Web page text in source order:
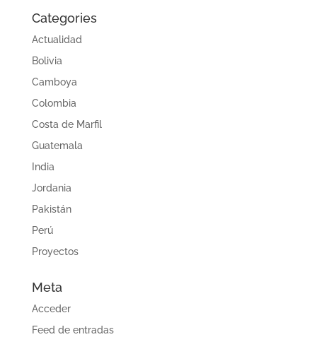
Categories
Actualidad
Bolivia
Camboya
Colombia
Costa de Marfil
Guatemala
India
Jordania
Pakistán
Perú
Proyectos
Meta
Acceder
Feed de entradas